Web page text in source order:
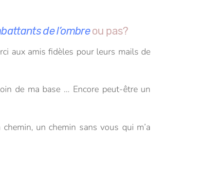
de l’ombreou pas?
aux amis fidèles pour leurs mails de
de ma base … Encore peut-être un
chemin, un chemin sans vous qui m’a